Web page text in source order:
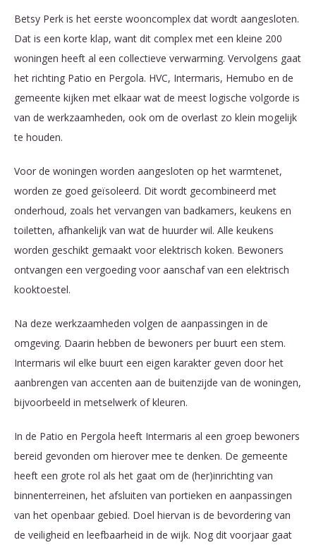
Betsy Perk is het eerste wooncomplex dat wordt aangesloten.
Dat is een korte klap, want dit complex met een kleine 200
woningen heeft al een collectieve verwarming. Vervolgens gaat
het richting Patio en Pergola. HVC, Intermaris, Hemubo en de
gemeente kijken met elkaar wat de meest logische volgorde is
van de werkzaamheden, ook om de overlast zo klein mogelijk
te houden.
Voor de woningen worden aangesloten op het warmtenet,
worden ze goed geïsoleerd. Dit wordt gecombineerd met
onderhoud, zoals het vervangen van badkamers, keukens en
toiletten, afhankelijk van wat de huurder wil. Alle keukens
worden geschikt gemaakt voor elektrisch koken. Bewoners
ontvangen een vergoeding voor aanschaf van een elektrisch
kooktoestel.
Na deze werkzaamheden volgen de aanpassingen in de
omgeving. Daarin hebben de bewoners per buurt een stem.
Intermaris wil elke buurt een eigen karakter geven door het
aanbrengen van accenten aan de buitenzijde van de woningen,
bijvoorbeeld in metselwerk of kleuren.
In de Patio en Pergola heeft Intermaris al een groep bewoners
bereid gevonden om hierover mee te denken. De gemeente
heeft een grote rol als het gaat om de (her)inrichting van
binnenterreinen, het afsluiten van portieken en aanpassingen
van het openbaar gebied. Doel hiervan is de bevordering van
de veiligheid en leefbaarheid in de wijk. Nog dit voorjaar gaat